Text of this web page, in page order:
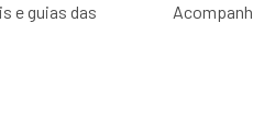
e guias das